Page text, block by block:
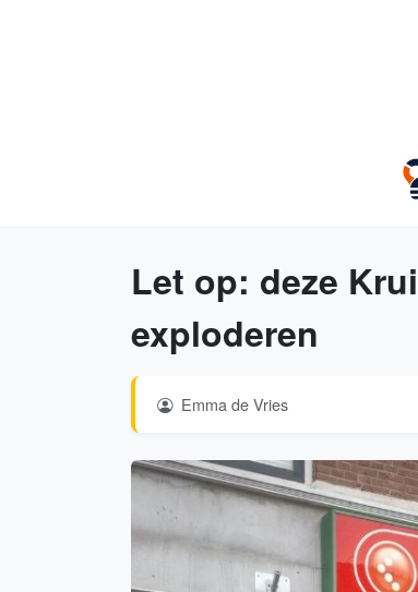
Let op: deze
exploderen
Emma de Vries